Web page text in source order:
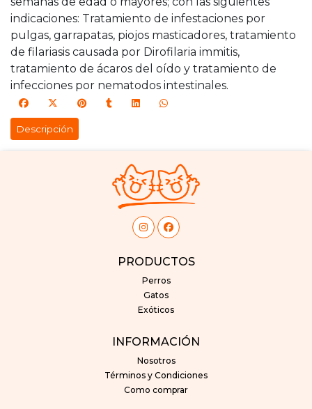
indicaciones: Tratamiento de infestaciones por
pulgas, garrapatas, piojos masticadores, tratamiento
de filariasis causada por Dirofilaria immitis,
tratamiento de ácaros del oído y tratamiento de
infecciones por nematodos intestinales.
Descripción
PRODUCTOS
Perros
Gatos
Exóticos
INFORMACIÓN
Nosotros
Términos y Condiciones
Como comprar